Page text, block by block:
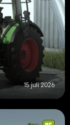
15 juli 2026